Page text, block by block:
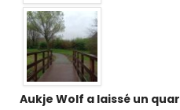
Aukje Wolf a laissé un